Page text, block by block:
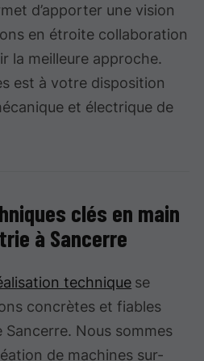
d’apporter une vision
en étroite collaboration
la meilleure approche.
est à votre disposition
et électrique de
clés en main
à Sancerre
technique se
concrètes et fiables
Nous sommes
de machines sur-